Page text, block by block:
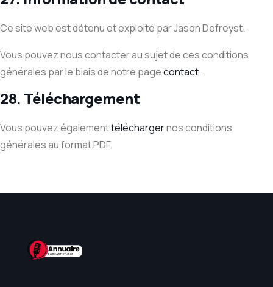
Ce site web est détenu et exploité par Jason Defreyst.
Vous pouvez nous contacter au sujet de ces conditions
générales par le biais de notre pagecontact.
28. Téléchargement
Vous pouvez égalementtéléchargernos conditions
générales au format PDF.